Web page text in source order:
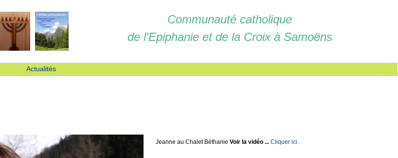
Communauté catholique
de l'Epiphanie et de la Croix à Samoëns
Actualités
Jeanne au Chalet Béthanie Voir la vidéo ... Cliquer ici.